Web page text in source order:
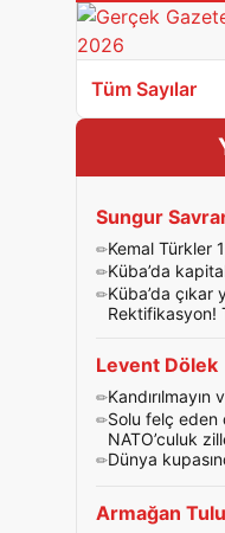
Tüm Sayılar
Sungur
Kemal Türkler
Küba’da
Küba’da
Rektifikasyon!
Levent Dölek
Kandırılmayın
Solu felç eden
NATO’culuk
Dünya
Armağan